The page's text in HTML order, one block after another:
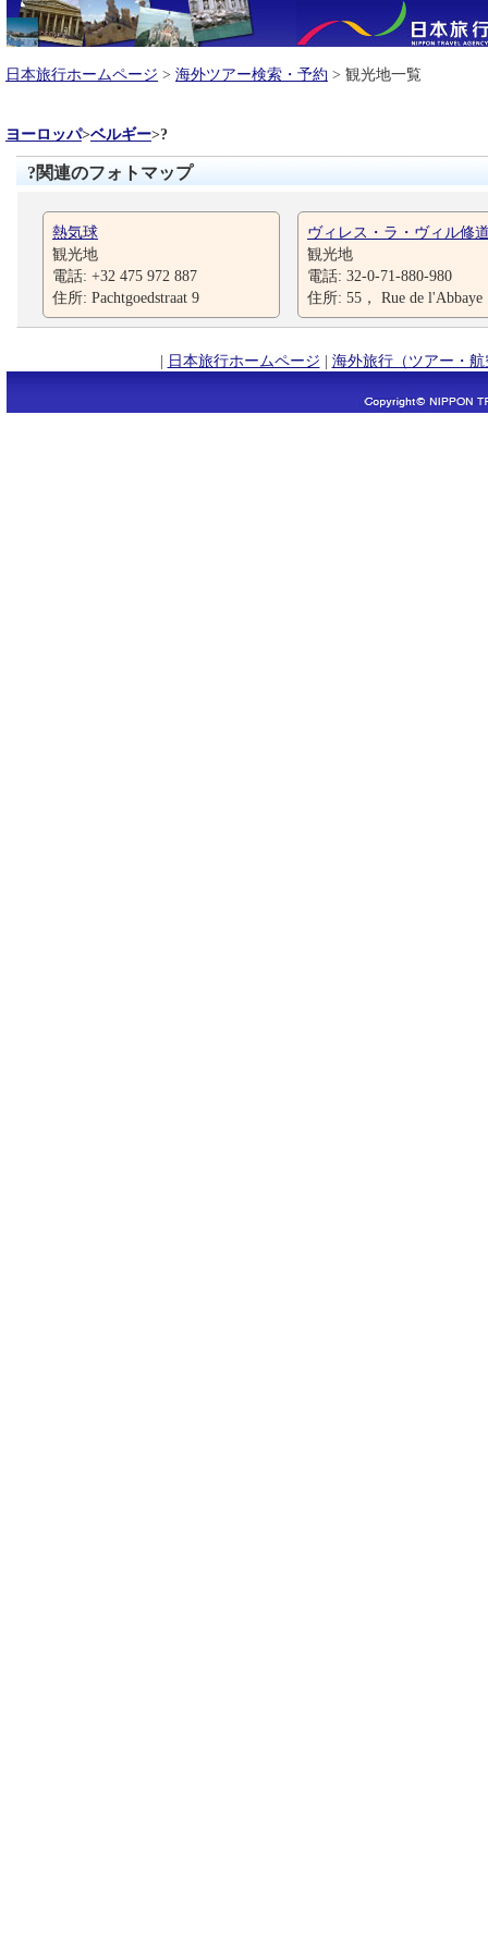
日本旅行ホームページ > 海外ツアー検索・予約 > 観光地一覧
ヨーロッパ>ベルギー>?
?関連のフォトマップ
熱気球
観光地
電話: +32 475 972 887
住所: Pachtgoedstraat 9
ヴィレス・ラ・ヴィル修
観光地
電話: 32-0-71-880-980
住所: 55， Rue de l'Abbaye
| 日本旅行ホームページ | 海外旅行（ツアー・航